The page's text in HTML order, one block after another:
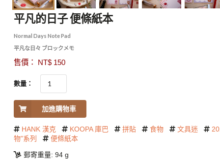
平凡的日子 便條紙本
Normal Days Note Pad
平凡な日々 ブロックメモ
售價： NT$ 150
數量：
加進購物車
HANK 漢克 KOOPA 庫巴 拼貼 食物 文具迷
物"系列
便條紙本
郵寄重量: 94 g